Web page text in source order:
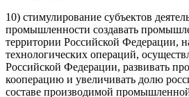
10) стимулирование субъектов
промышленности создавать
территории Российской Федерации,
технологических операций,
Российской Федерации, развивать
кооперацию и увеличивать долю
составе производимой